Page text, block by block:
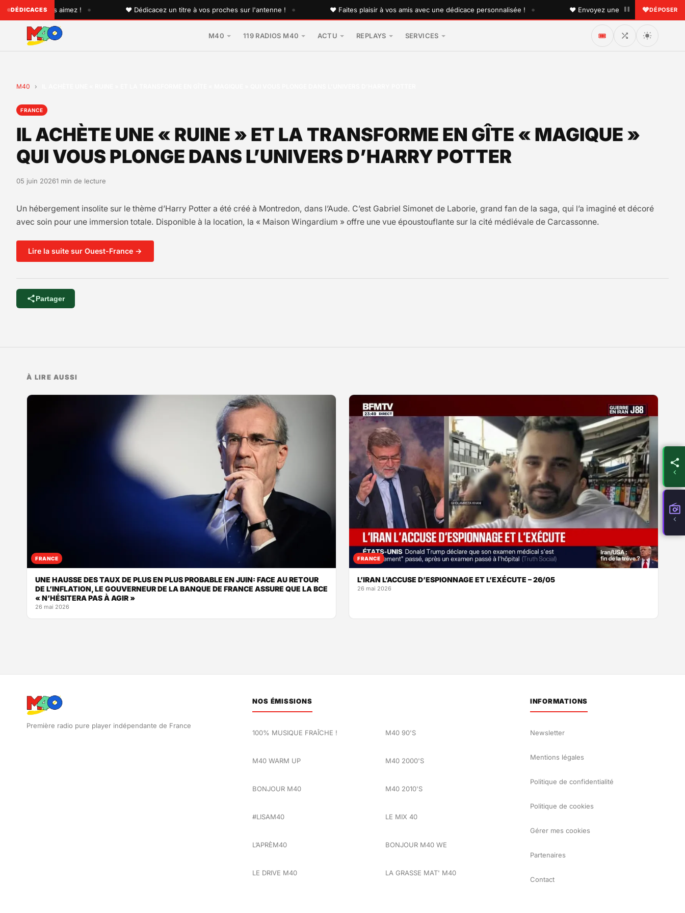
DÉDICACES
que vous aimez ! • ♥ Dédicacez un titre à vos proches sur l'antenne ! • ♥ Faites plaisir à vos amis avec une dédicace personnalisée ! • ♥ Envoyez une dédicace à quelqu'un
DÉPOSER
M40 119 RADIOS M40 ACTU REPLAYS SERVICES 🎟️
M40 ›
FRANCE
IL ACHÈTE UNE « RUINE » ET LA TRANSFORME EN GÎTE « MAGIQUE »
QUI VOUS PLONGE DANS L’UNIVERS D’HARRY POTTER
05 juin 20261 min de lecture
Un hébergement insolite sur le thème d’Harry Potter a été créé à Montredon, dans l’Aude. C’est Gabriel Simonet de Laborie, grand fan de la saga, qui l’a imaginé et décoré
avec soin pour une immersion totale. Disponible à la location, la « Maison Wingardium » offre une vue époustouflante sur la cité médiévale de Carcassonne.
Lire la suite sur Ouest-France →
Partager
À LIRE AUSSI
FRANCE
UNE HAUSSE DES TAUX DE PLUS EN PLUS PROBABLE EN JUIN: FACE AU RETOUR
DE L’INFLATION, LE GOUVERNEUR DE LA BANQUE DE FRANCE ASSURE QUE LA BCE
« N’HÉSITERA PAS À AGIR »
26 mai 2026
FRANCE
L’IRAN L’ACCUSE D’ESPIONNAGE ET L’EXÉCUTE – 26/05
26 mai 2026
Première radio pure player indépendante de France
NOS ÉMISSIONS
100% MUSIQUE FRAÎCHE !
M40 WARM UP
BONJOUR M40
#LISAM40
L’APRÈM40
LE DRIVE M40
M40 90'S
M40 2000'S
M40 2010'S
LE MIX 40
BONJOUR M40 WE
LA GRASSE MAT' M40
INFORMATIONS
Newsletter
Mentions légales
Politique de confidentialité
Politique de cookies
Gérer mes cookies
Partenaires
Contact